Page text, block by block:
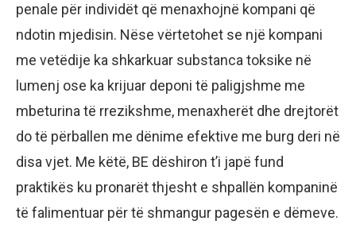
penale për individët që menaxhojnë kompani që
ndotin mjedisin. Nëse vërtetohet se një kompani
me vetëdije ka shkarkuar substanca toksike në
lumenj ose ka krijuar deponi të paligjshme me
mbeturina të rrezikshme, menaxherët dhe drejtorët
do të përballen me dënime efektive me burg deri në
disa vjet. Me këtë, BE dëshiron t’i japë fund
praktikës ku pronarët thjesht e shpallën kompaninë
të falimentuar për të shmangur pagesën e dëmeve.